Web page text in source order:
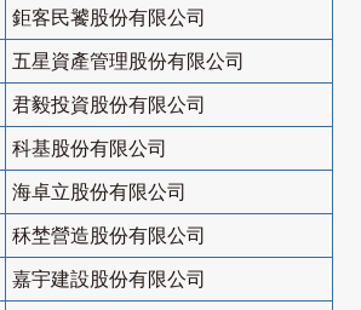
鉅客民饕股份有限公司
五星資產管理股份有限公司
君毅投資股份有限公司
科基股份有限公司
海卓立股份有限公司
秝埜營造股份有限公司
嘉宇建設股份有限公司